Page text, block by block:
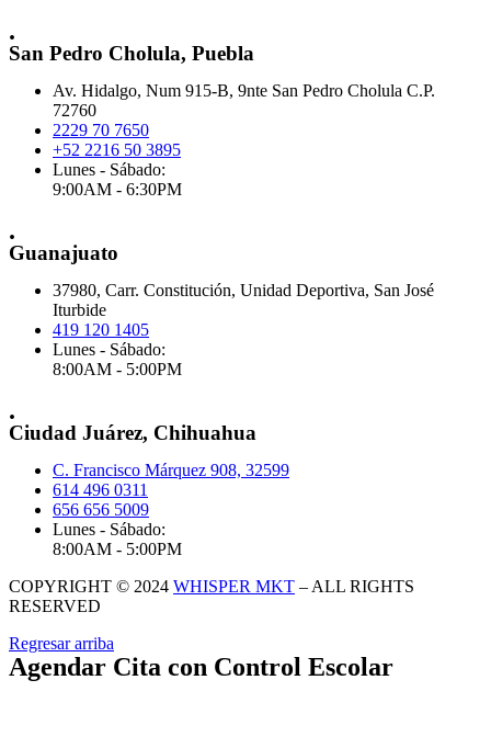
.
San Pedro Cholula, Puebla
Av. Hidalgo, Num 915-B, 9nte San Pedro Cholula C.P.
72760
2229 70 7650
+52 2216 50 3895
Lunes - Sábado:
9:00AM - 6:30PM
.
Guanajuato
37980, Carr. Constitución, Unidad Deportiva, San José
Iturbide
419 120 1405
Lunes - Sábado:
8:00AM - 5:00PM
.
Ciudad Juárez, Chihuahua
C. Francisco Márquez 908, 32599
614 496 0311
656 656 5009
Lunes - Sábado:
8:00AM - 5:00PM
COPYRIGHT © 2024 WHISPER MKT – ALL RIGHTS
RESERVED
Regresar arriba
Agendar Cita con Control Escolar